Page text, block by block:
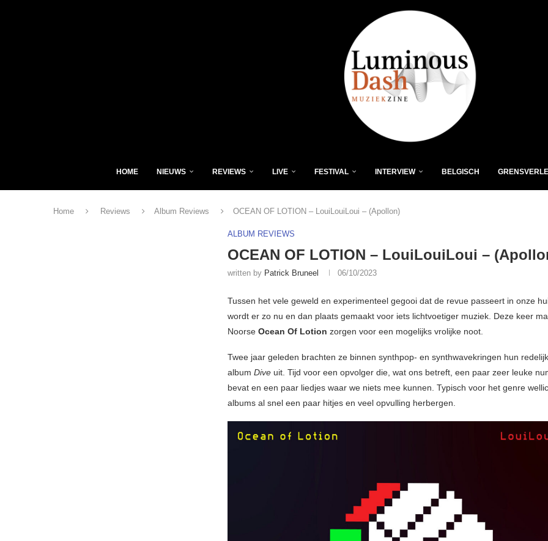
HOME NIEUWS REVIEWS LIVE FESTIVAL INTERVIEW BELGISCH
Home Reviews Album Reviews OCEAN OF LOTION – LouiLouiLoui – (Apollon)
ALBUM REVIEWS
OCEAN OF LOTION – LouiLouiLoui –
written by Patrick Bruneel 06/10/2023
Tussen het vele geweld en experimenteel gegooi dat de revue passeert in onze
wordt er zo nu en dan plaats gemaakt voor iets lichtvoetiger muziek. Deze keer
Noorse Ocean Of Lotion zorgen voor een mogelijks vrolijke noot.
Twee jaar geleden brachten ze binnen synthpop- en synthwavekringen hun
album Dive uit. Tijd voor een opvolger die, wat ons betreft, een paar zeer leuke
bevat en een paar liedjes waar we niets mee kunnen. Typisch voor het genre
albums al snel een paar hitjes en veel opvulling herbergen.